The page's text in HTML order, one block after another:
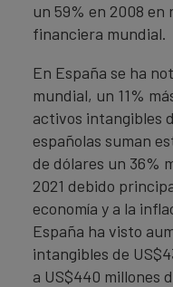
un 59% en 2008 en
financiera mundial.
En España se ha
mundial, un 11%
activos intangibles
españolas suman
de dólares un 36%
2021 debido
economía y a la
España ha visto
intangibles de
a US$440 millones